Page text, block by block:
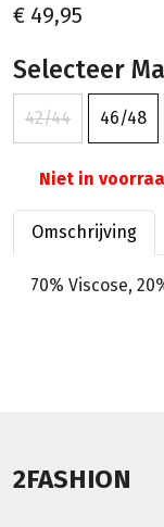
€ 49,95
Selecteer
42/44 46/48
Niet in
Omschrijving
70% Viscose,
2FASHION